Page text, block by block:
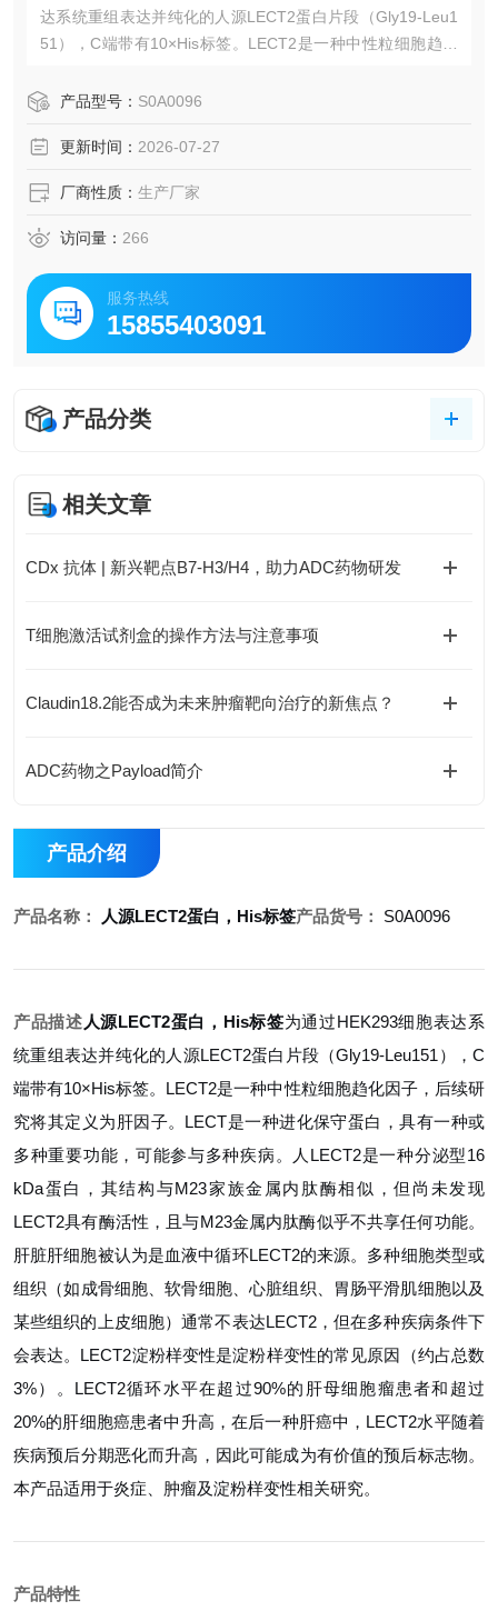
达系统重组表达并纯化的人源LECT2蛋白片段（Gly19-Leu1
51），C端带有10×His标签。LECT2是一种中性粒细胞趋化
白，具有一种或多种重要功能，可能参与多种疾病。
产品型号： S0A0096
更新时间： 2026-07-27
厂商性质： 生产厂家
访问量： 266
服务热线
15855403091
产品分类
相关文章
CDx 抗体 | 新兴靶点B7-H3/H4，助力ADC药物研发
T细胞激活试剂盒的操作方法与注意事项
Claudin18.2能否成为未来肿瘤靶向治疗的新焦点？
ADC药物之Payload简介
产品介绍
产品名称： 人源LECT2蛋白，His标签产品货号： S0A0096
产品描述 人源LECT2蛋白，His标签为通过HEK293细胞表达系
统重组表达并纯化的人源LECT2蛋白片段（Gly19-Leu151），C
端带有10×His标签。LECT2是一种中性粒细胞趋化因子，后续研
究将其定义为肝因子。LECT是一种进化保守蛋白，具有一种或
多种重要功能，可能参与多种疾病。人LECT2是一种分泌型16
kDa蛋白，其结构与M23家族金属内肽酶相似，但尚未发现
LECT2具有酶活性，且与M23金属内肽酶似乎不共享任何功能。
肝脏肝细胞被认为是血液中循环LECT2的来源。多种细胞类型或
组织（如成骨细胞、软骨细胞、心脏组织、胃肠平滑肌细胞以及
某些组织的上皮细胞）通常不表达LECT2，但在多种疾病条件下
会表达。LECT2淀粉样变性是淀粉样变性的常见原因（约占总数
3%）。LECT2循环水平在超过90%的肝母细胞瘤患者和超过
20%的肝细胞癌患者中升高，在后一种肝癌中，LECT2水平随着
疾病预后分期恶化而升高，因此可能成为有价值的预后标志物。
本产品适用于炎症、肿瘤及淀粉样变性相关研究。
产品特性